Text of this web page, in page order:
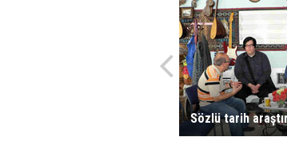
Sözlü tarih